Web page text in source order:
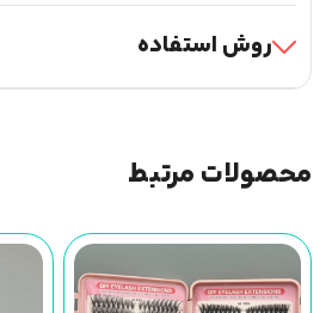
روش استفاده
محصولات مرتبط